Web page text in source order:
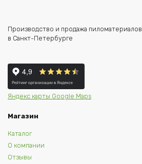
Производство и продажа пиломатериалов
в Санкт-Петербурге
Яндекс карты Google Maps
Магазин
Каталог
О компании
Отзывы